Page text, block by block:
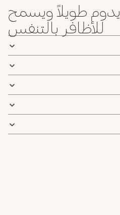
طويلاً ويسمح
للأظافر بالتنفس